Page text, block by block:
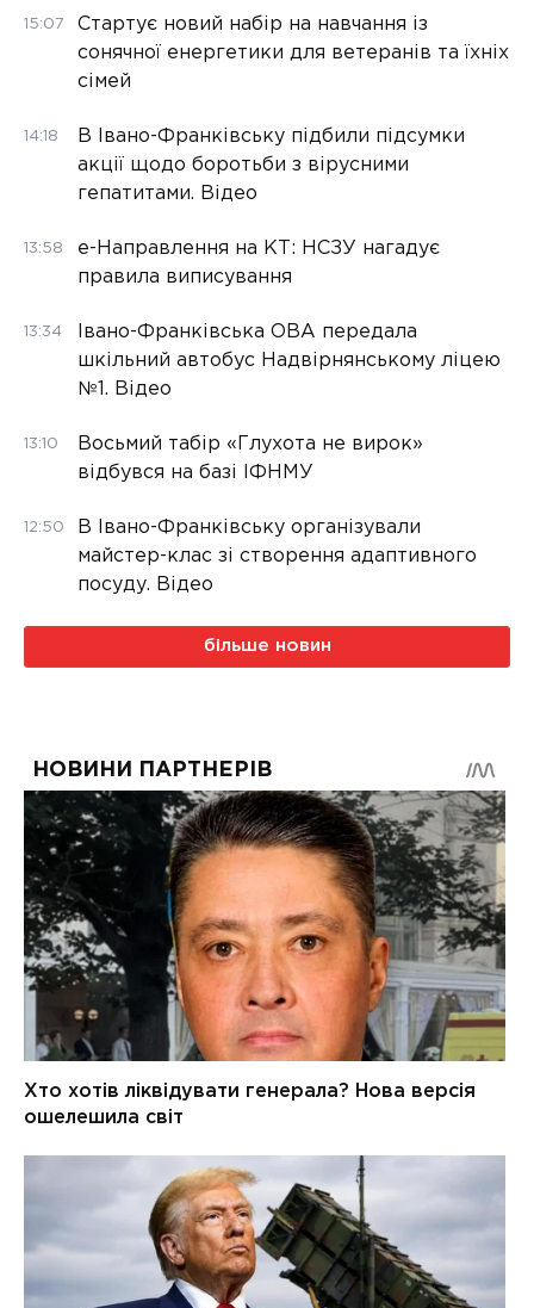
15:07
Стартує новий набір на навчання із
сонячної енергетики для ветеранів та їхніх
сімей
14:18
В Івано-Франківську підбили підсумки
акції щодо боротьби з вірусними
гепатитами. Відео
13:58
е-Направлення на КТ: НСЗУ нагадує
правила виписування
13:34
Івано-Франківська ОВА передала
шкільний автобус Надвірнянському ліцею
№1. Відео
13:10
Восьмий табір «Глухота не вирок»
відбувся на базі ІФНМУ
12:50
В Івано-Франківську організували
майстер-клас зі створення адаптивного
посуду. Відео
більше новин